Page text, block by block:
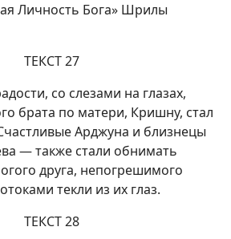
Личность Бога» Шрилы
ТЕКСТ 27
со слезами на глазах,
брата по матери, Кришну, стал
Арджуна и близнецы
— также стали обнимать
друга, непогрешимого
текли из их глаз.
ТЕКСТ 28